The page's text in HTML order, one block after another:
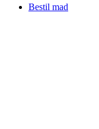
Bestil mad